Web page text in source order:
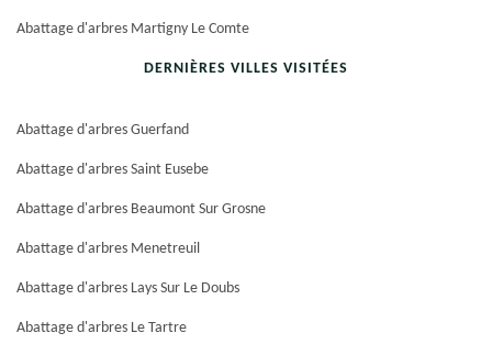
Abattage d'arbres Martigny Le Comte
DERNIÈRES VILLES VISITÉES
Abattage d'arbres Guerfand
Abattage d'arbres Saint Eusebe
Abattage d'arbres Beaumont Sur Grosne
Abattage d'arbres Menetreuil
Abattage d'arbres Lays Sur Le Doubs
Abattage d'arbres Le Tartre